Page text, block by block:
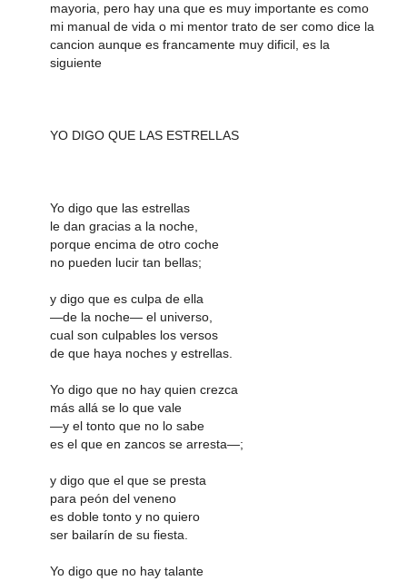
mayoria, pero hay una que es muy importante es como
mi manual de vida o mi mentor trato de ser como dice la
cancion aunque es francamente muy dificil, es la
siguiente
YO DIGO QUE LAS ESTRELLAS
Yo digo que las estrellas
le dan gracias a la noche,
porque encima de otro coche
no pueden lucir tan bellas;
y digo que es culpa de ella
—de la noche— el universo,
cual son culpables los versos
de que haya noches y estrellas.
Yo digo que no hay quien crezca
más allá se lo que vale
—y el tonto que no lo sabe
es el que en zancos se arresta—;
y digo que el que se presta
para peón del veneno
es doble tonto y no quiero
ser bailarín de su fiesta.
Yo digo que no hay talante